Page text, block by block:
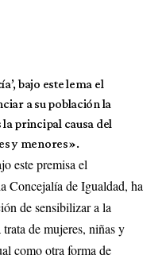
bajo este lema el
a su población la
principal causa del
y menores».
este premisa el
Concejalía de Igualdad, ha
de sensibilizar a la
de mujeres, niñas y
como otra forma de